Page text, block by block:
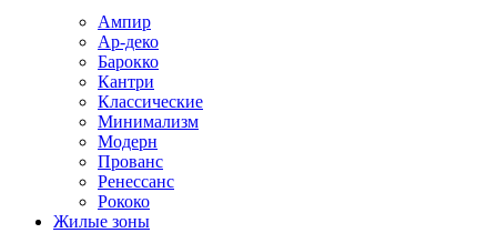
Ампир
Ар-деко
Барокко
Кантри
Классические
Минимализм
Модерн
Прованс
Ренессанс
Рококо
Жилые зоны